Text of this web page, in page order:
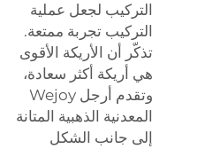
التركيب لجعل عملية
التركيب تجربة ممتعة.
تذكّر أن الأريكة الأقوى
هي أريكة أكثر سعادة،
وتقدم أرجل Wejoy
المعدنية الذهبية المتانة
إلى جانب الشكل